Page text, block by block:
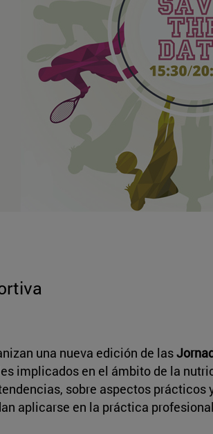
una nueva edición de las
implicados en el ámbito de la
sobre aspectos
aplicarse en la práctica